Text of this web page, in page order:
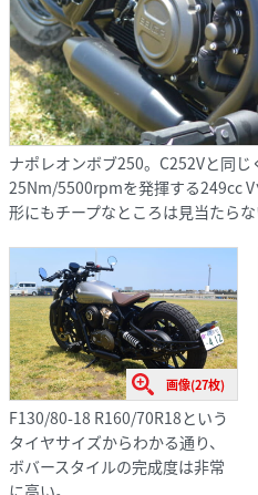
ナポレオンボブ250。C252Vと同じ
25Nm/5500rpmを発揮する249cc
形にもチープなところは見当たらな
画像(27枚)
F130/80-18 R160/70R18という
タイヤサイズからわかる通り、
ボバースタイルの完成度は非常
に高い。